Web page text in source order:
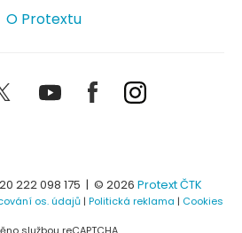
O Protextu
TwitterYoutubeFacebookInstagram
222 098 175 | © 2026 Protext ČTK
os. údajů| Politická reklama | Cookies